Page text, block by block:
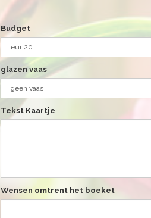
Budget
glazen vaas
Tekst Kaartje
Wensen omtrent het boeket